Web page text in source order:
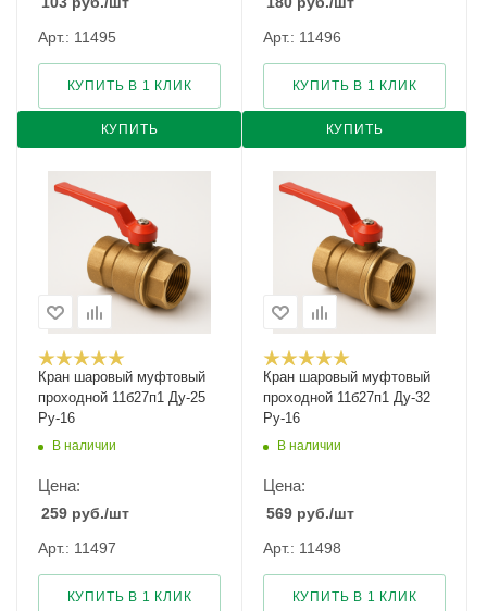
Арт.: 11495
КУПИТЬ
КУПИТЬ В 1 КЛИК
Арт.: 11496
КУПИТЬ
КУПИТЬ В 1 КЛИК
Кран шаровый муфтовый
проходной 11б27п1 Ду-25
Ру-16
В наличии
Цена:
259 руб./шт
Арт.: 11497
КУПИТЬ В 1 КЛИК
Кран шаровый муфтовый
проходной 11б27п1 Ду-32
Ру-16
В наличии
Цена:
569 руб./шт
Арт.: 11498
КУПИТЬ В 1 КЛИК